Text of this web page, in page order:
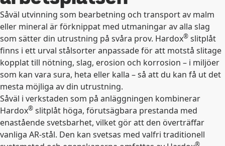
Såväl utvinning som bearbetning och transport av malm
eller mineral är förknippat med utmaningar av alla slag
som sätter din utrustning på svåra prov. Hardox® slitplåt
finns i ett urval stålsorter anpassade för att motstå slitage
kopplat till nötning, slag, erosion och korrosion – i miljöer
som kan vara sura, heta eller kalla – så att du kan få ut det
mesta möjliga av din utrustning.
Såväl i verkstaden som på anläggningen kombinerar
Hardox® slitplåt höga, förutsägbara prestanda med
enastående svetsbarhet, vilket gör att den överträffar
vanliga AR-stål. Den kan svetsas med valfri traditionell
®